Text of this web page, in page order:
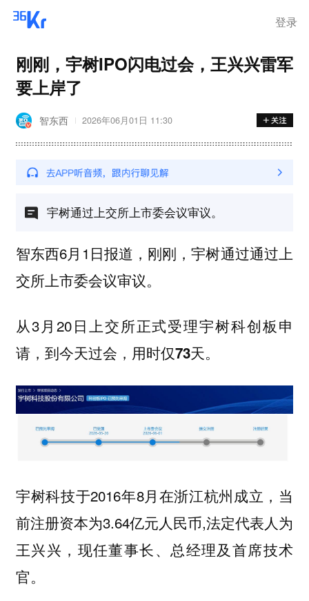
登录
刚刚，宇树IPO闪电过会，王兴兴雷军
要上岸了
智东西 2026年06月01日 11:30
宇树通过上交所上市委会议审议。
智东西6月1日报道，刚刚，宇树通过通过上
交所上市委会议审议。
从3月20日上交所正式受理宇树科创板申
请，到今天过会，用时仅73天。
宇树科技于2016年8月在浙江杭州成立，当
前注册资本为3.64亿元人民币,法定代表人为
王兴兴，现任董事长、总经理及首席技术
官。